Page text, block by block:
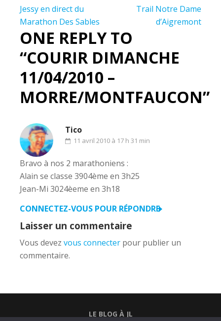
Navigation
de
l’article
Jessy en direct du
Marathon Des Sables
Trail Notre Dame
d’Aigremont
ONE REPLY TO
“COURIR DIMANCHE
11/04/2010 –
MORRE/MONTFAUCON”
Tico
11 avril 2010 à 17 h 31 min
Bravo à nos 2 marathoniens :
Alain se classe 3904ème en 3h25
Jean-Mi 3024èeme en 3h18
CONNECTEZ-VOUS POUR RÉPONDRE
Laisser un commentaire
Vous devez vous connecter pour publier un
commentaire.
LE BLOG À JL